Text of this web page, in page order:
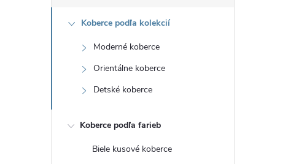
Koberce podľa kolekcií
Moderné koberce
Orientálne koberce
Detské koberce
Koberce podľa farieb
Biele kusové koberce